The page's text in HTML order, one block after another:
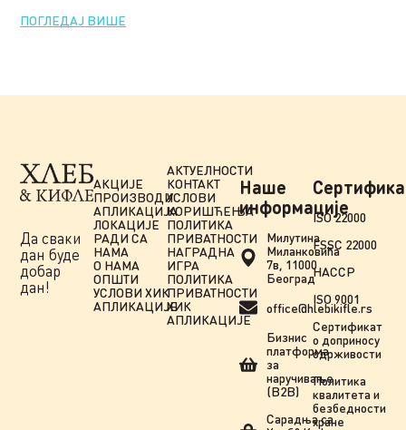
ПОГЛЕДАЈ ВИШЕ
Да сваки
дан буде
добар
дан!
АКЦИЈЕ
ПРОИЗВОДИ
АПЛИКАЦИЈА
ЛОКАЦИЈЕ
РАДИ СА
НАМА
О НАМА
ОПШТИ
УСЛОВИ ХИК
АПЛИКАЦИЈЕ
АКТУЕЛНОСТИ
КОНТАКТ
УСЛОВИ
КОРИШЋЕЊА
ПОЛИТИКА
ПРИВАТНОСТИ
НАГРАДНА
ИГРА
ПОЛИТИКА
ПРИВАТНОСТИ
ХИК
АПЛИКАЦИЈЕ
ISO 22000
FSSC 22000
HACCP
ISO 9001
Сертификат
о доприносу
одрживости
Политика
квалитета и
безбедности
хране
Наше
информације
Милутина
Миланковића
7в, 11000
Београд
office@hlebikifle.rs
Бизнис
платформа
за
наручивање
(B2B)
Сарадња сa